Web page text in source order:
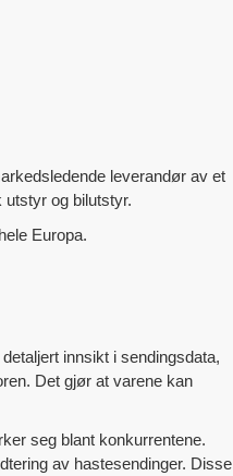
leverandør av et
utstyr og bilutstyr.
Europa.
innsikt i sendingsdata,
Det gjør at varene kan
seg blant konkurrentene.
av hastesendinger. Disse